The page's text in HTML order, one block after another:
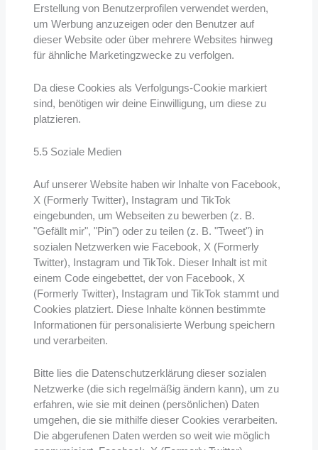
Erstellung von Benutzerprofilen verwendet werden,
um Werbung anzuzeigen oder den Benutzer auf
dieser Website oder über mehrere Websites hinweg
für ähnliche Marketingzwecke zu verfolgen.
Da diese Cookies als Verfolgungs-Cookie markiert
sind, benötigen wir deine Einwilligung, um diese zu
platzieren.
5.5 Soziale Medien
Auf unserer Website haben wir Inhalte von Facebook,
X (Formerly Twitter), Instagram und TikTok
eingebunden, um Webseiten zu bewerben (z. B.
"Gefällt mir", "Pin") oder zu teilen (z. B. "Tweet") in
sozialen Netzwerken wie Facebook, X (Formerly
Twitter), Instagram und TikTok. Dieser Inhalt ist mit
einem Code eingebettet, der von Facebook, X
(Formerly Twitter), Instagram und TikTok stammt und
Cookies platziert. Diese Inhalte können bestimmte
Informationen für personalisierte Werbung speichern
und verarbeiten.
Bitte lies die Datenschutzerklärung dieser sozialen
Netzwerke (die sich regelmäßig ändern kann), um zu
erfahren, wie sie mit deinen (persönlichen) Daten
umgehen, die sie mithilfe dieser Cookies verarbeiten.
Die abgerufenen Daten werden so weit wie möglich